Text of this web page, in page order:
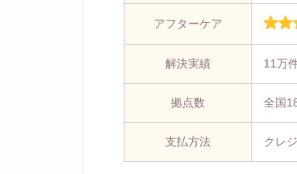
アフターケア
解決実績 11万
拠点数 全国
支払方法 クレ